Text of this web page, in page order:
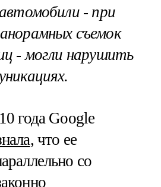
автомобили - при
съемок
- могли нарушить
года Google
, что ее
со